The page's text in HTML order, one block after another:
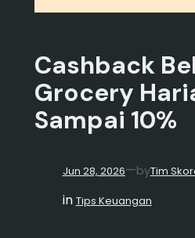
Cashback
Grocery
Sampai 10%
Jun 28, 2026—byTim
in Tips Keuangan